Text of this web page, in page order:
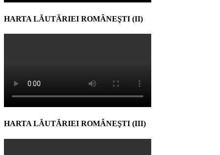
HARTA LĂUTĂRIEI ROMÂNEŞTI (II)
HARTA LĂUTĂRIEI ROMÂNEŞTI (III)